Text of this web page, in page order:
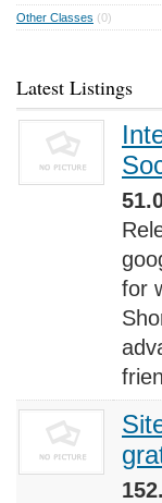
Other Classes (0)
Latest Listings
for